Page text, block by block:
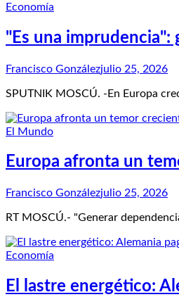
Economía
"Es una imprudencia":
Francisco Gonzálezjulio 25, 2026
SPUTNIK MOSCÚ. -En Europa
El Mundo
Europa afronta un
Francisco Gonzálezjulio 25, 2026
RT MOSCÚ.- "Generar
Economía
El lastre energético: